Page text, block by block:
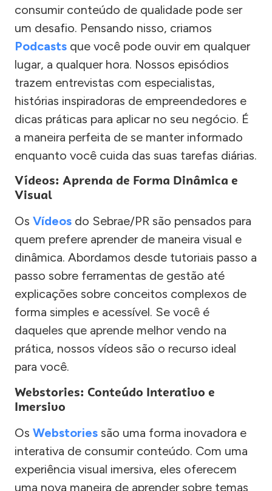
consumir conteúdo de qualidade pode ser
um desafio. Pensando nisso, criamos
Podcasts que você pode ouvir em qualquer
lugar, a qualquer hora. Nossos episódios
trazem entrevistas com especialistas,
histórias inspiradoras de empreendedores e
dicas práticas para aplicar no seu negócio. É
a maneira perfeita de se manter informado
enquanto você cuida das suas tarefas diárias.
Vídeos: Aprenda de Forma Dinâmica e
Visual
Os Vídeos do Sebrae/PR são pensados para
quem prefere aprender de maneira visual e
dinâmica. Abordamos desde tutoriais passo a
passo sobre ferramentas de gestão até
explicações sobre conceitos complexos de
forma simples e acessível. Se você é
daqueles que aprende melhor vendo na
prática, nossos vídeos são o recurso ideal
para você.
Webstories: Conteúdo Interativo e
Imersivo
Os Webstories são uma forma inovadora e
interativa de consumir conteúdo. Com uma
experiência visual imersiva, eles oferecem
uma nova maneira de aprender sobre temas